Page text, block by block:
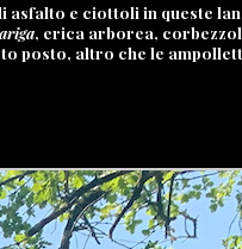
e ciottoli in queste
, erica arborea,
posto, altro che le